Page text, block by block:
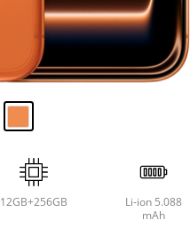
12GB+256GB
Li-ion 5.088
mAh